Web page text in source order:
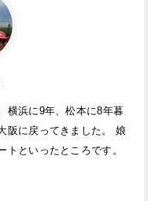
横浜に9年、松本に8年暮
阪に戻ってきました。 娘
トといったところです。